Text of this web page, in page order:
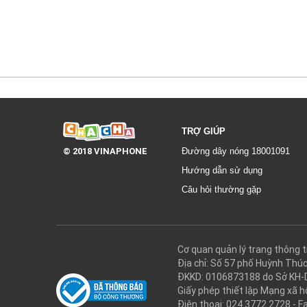
© 2018 VINAPHONE
TRỢ GIÚP
Đường dây nóng 18001091
Hướng dẫn sử dụng
Câu hỏi thường gặp
Cơ quan quản lý trang thông
Địa chỉ: Số 57 phố Huỳnh
ĐKKD: 0106873188 do Sở
Giấy phép thiết lập Mạng xã
Điện thoại: 024.3772.2728 -